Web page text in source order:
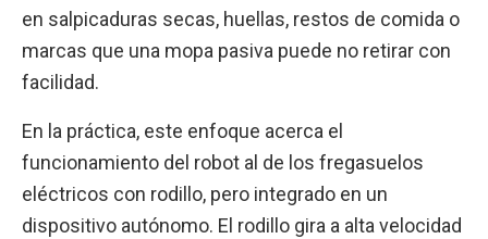
en salpicaduras secas, huellas, restos de comida o
marcas que una mopa pasiva puede no retirar con
facilidad.
En la práctica, este enfoque acerca el
funcionamiento del robot al de los fregasuelos
eléctricos con rodillo, pero integrado en un
dispositivo autónomo. El rodillo gira a alta velocidad